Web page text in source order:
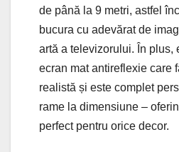
de până la 9 metri, astfel
bucura cu adevărat de
artă a televizorului. În plus,
ecran mat antireflexie care
realistă și este complet
rame la dimensiune –
perfect pentru orice decor.